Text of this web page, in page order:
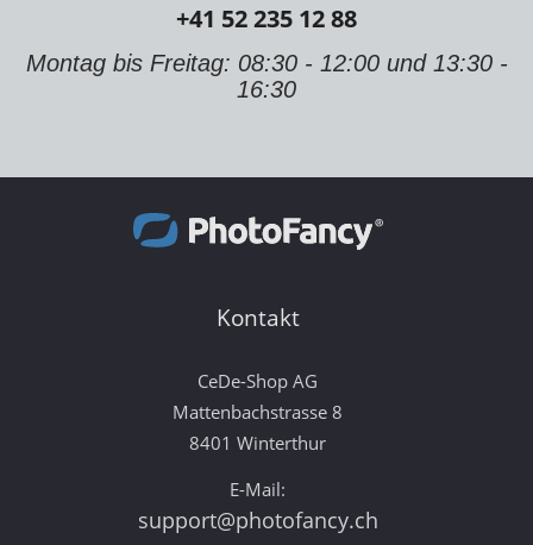
+41 52 235 12 88
Montag bis Freitag: 08:30 - 12:00 und 13:30 -
16:30
Kontakt
CeDe-Shop AG
Mattenbachstrasse 8
8401 Winterthur
E-Mail:
support@photofancy.ch